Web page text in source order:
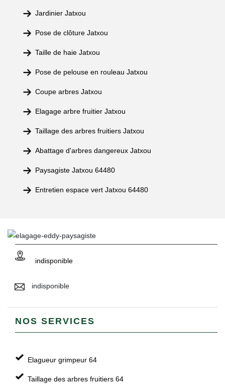
Jardinier Jatxou
Pose de clôture Jatxou
Taille de haie Jatxou
Pose de pelouse en rouleau Jatxou
Coupe arbres Jatxou
Elagage arbre fruitier Jatxou
Taillage des arbres fruitiers Jatxou
Abattage d'arbres dangereux Jatxou
Paysagiste Jatxou 64480
Entretien espace vert Jatxou 64480
indisponible
indisponible
NOS SERVICES
Elagueur grimpeur 64
Taillage des arbres fruitiers 64